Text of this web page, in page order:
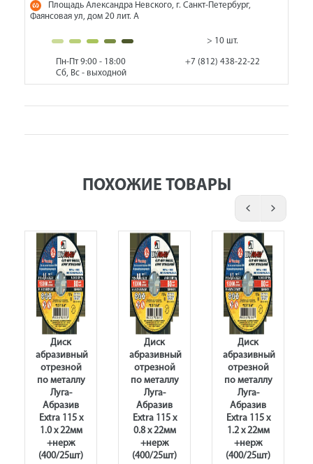
Площадь Александра Невского, г. Санкт-Петербург,
Фаянсовая ул, дом 20 лит. А
> 10 шт.
Пн-Пт 9:00 - 18:00
Сб, Вс - выходной
+7 (812) 438-22-22
ПОХОЖИЕ ТОВАРЫ
Диск
абразивный
отрезной
по металлу
Луга-
Абразив
Extra 115 x
1.0 x 22мм
+нерж
(400/25шт)
Диск
абразивный
отрезной
по металлу
Луга-
Абразив
Extra 115 x
0.8 x 22мм
+нерж
(400/25шт)
Диск
абразивный
отрезной
по металлу
Луга-
Абразив
Extra 115 x
1.2 x 22мм
+нерж
(400/25шт)